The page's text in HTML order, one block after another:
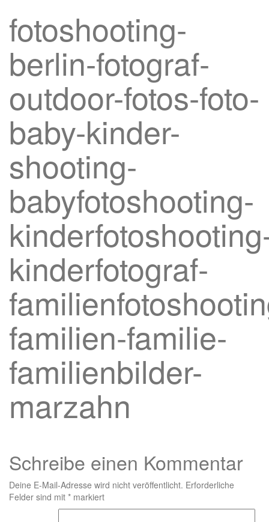
fotoshooting-
berlin-fotograf-
outdoor-fotos-foto-
baby-kinder-
shooting-
babyfotoshooting-
kinderfotograf-
familien-familie-
familienbilder-
marzahn
Schreibe einen Kommentar
Deine E-Mail-Adresse wird nicht veröffentlicht. Erforderliche
Felder sind mit * markiert